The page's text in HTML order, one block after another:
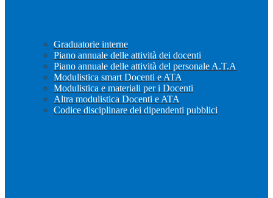
Graduatorie interne
Piano annuale delle attività dei docenti
Piano annuale delle attività del personale A.T.A
Modulistica smart Docenti e ATA
Modulistica e materiali per i Docenti
Altra modulistica Docenti e ATA
Codice disciplinare dei dipendenti pubblici